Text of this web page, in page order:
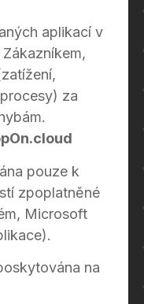
aplikací v
za
pouze k
zpoplatněné
Microsoft
na